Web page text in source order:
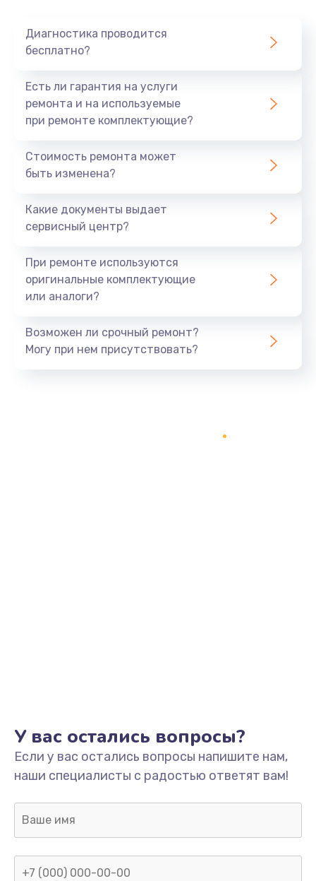
Диагностика проводится
бесплатно?
Есть ли гарантия на услуги
ремонта и на используемые
при ремонте комплектующие?
Стоимость ремонта может
быть изменена?
Какие документы выдает
сервисный центр?
При ремонте используются
оригинальные комплектующие
или аналоги?
Возможен ли срочный ремонт?
Могу при нем присутствовать?
У вас остались вопросы?
Если у вас остались вопросы напишите нам,
наши специалисты с радостью ответят вам!